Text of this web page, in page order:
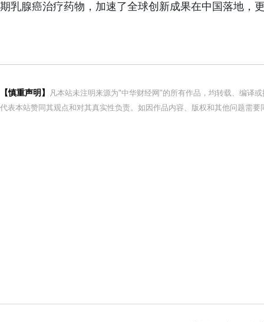
期乳腺癌治疗药物，加速了全球创新成果在中国落地，
【慎重声明】
凡本站未注明来源为"中华财经网"的所有作品，均转载、编译
代表本站赞同其观点和对其真实性负责。如因作品内容、版权和其他问题需